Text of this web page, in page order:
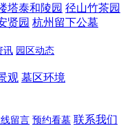
塔泰和陵园 径山竹茶园
贤园 杭州留下公墓
讯 园区动态
观 墓区环境
留言 预约看墓 联系我们